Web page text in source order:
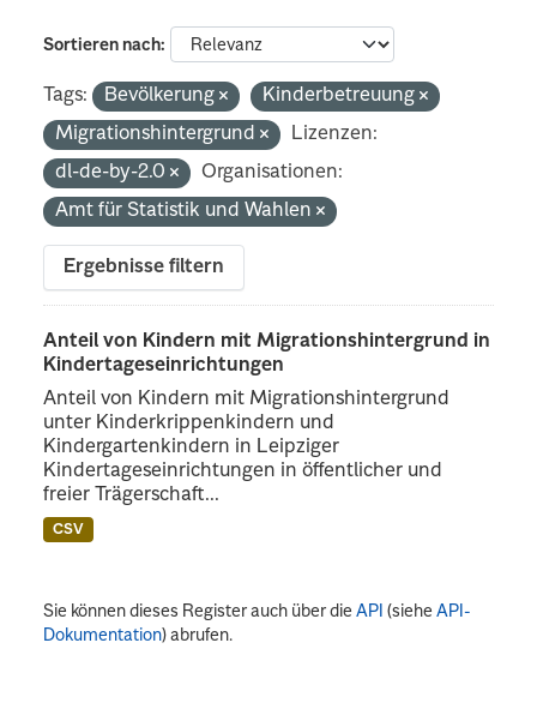
Sortieren nach
Tags: Bevölkerung
Kinderbetreuung
Migrationshintergrund
Lizenzen:
dl-de-by-2.0
Organisationen:
Amt für Statistik und Wahlen
Ergebnisse filtern
Anteil von Kindern mit Migrationshintergrund in
Kindertageseinrichtungen
Anteil von Kindern mit Migrationshintergrund
unter Kinderkrippenkindern und
Kindergartenkindern in Leipziger
Kindertageseinrichtungen in öffentlicher und
freier Trägerschaft...
CSV
Sie können dieses Register auch über dieAPI (sieheAPI-
Dokumentation) abrufen.